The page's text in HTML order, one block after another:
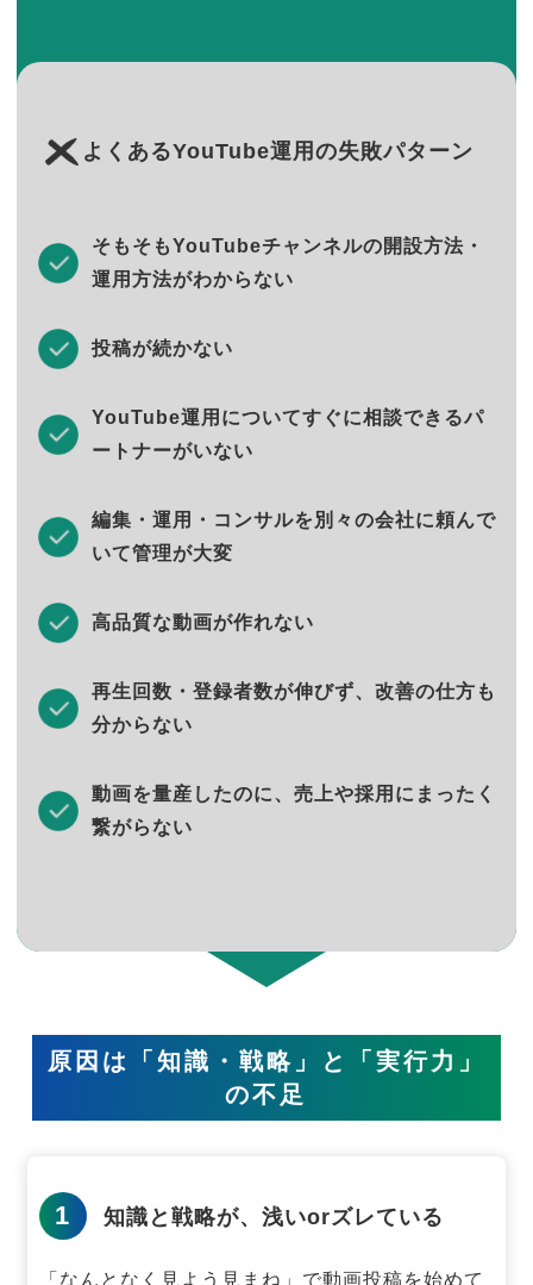
よくあるYouTube運用の失敗パターン
そもそもYouTubeチャンネルの開設方法・
運用方法がわからない
投稿が続かない
YouTube運用についてすぐに相談できるパ
ートナーがいない
編集・運用・コンサルを別々の会社に頼んで
いて管理が大変
高品質な動画が作れない
再生回数・登録者数が伸びず、改善の仕方も
分からない
動画を量産したのに、売上や採用にまったく
繋がらない
原因は「知識・戦略」と「実行力」
の不足
1 知識と戦略が、浅いorズレている
「なんとなく見よう見まね」で動画投稿を始めて